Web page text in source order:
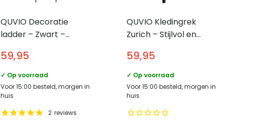
QUVIO Decoratie
ladder – Zwart –
59,95
✓ Op voorraad
Voor 15:00 besteld, morgen in
huis
2 reviews
QUVIO Kledingrek
Zurich – Stijlvol en
Metaal
59,95
✓ Op voorraad
Voor 15:00 besteld, morgen in
huis